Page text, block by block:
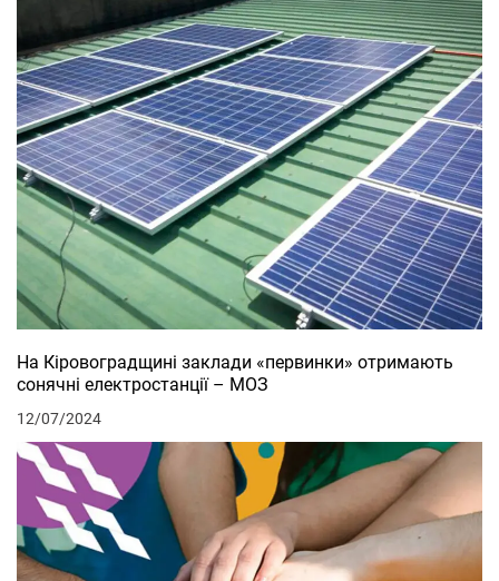
На Кіровоградщині заклади «первинки» отримають
сонячні електростанції – МОЗ
12/07/2024